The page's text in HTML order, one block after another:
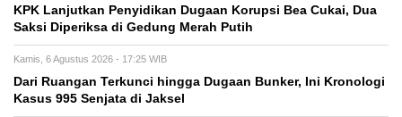
KPK Lanjutkan Penyidikan Dugaan Korupsi Bea Cukai, Dua
Saksi Diperiksa di Gedung Merah Putih
Kamis, 6 Agustus 2026 - 17:25 WIB
Dari Ruangan Terkunci hingga Dugaan Bunker, Ini Kronologi
Kasus 995 Senjata di Jaksel